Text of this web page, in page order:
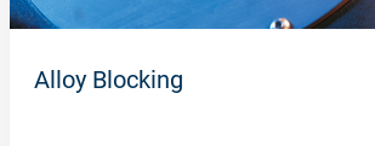
Alloy Blocking